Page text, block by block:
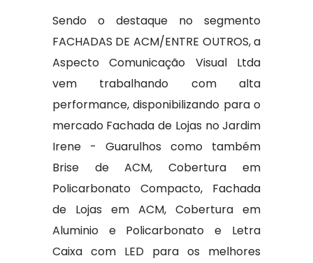
Sendo o destaque no segmento
FACHADAS DE ACM/ENTRE OUTROS, a
Aspecto Comunicação Visual Ltda
vem trabalhando com alta
performance, disponibilizando para o
mercado Fachada de Lojas no Jardim
Irene - Guarulhos como também
Brise de ACM, Cobertura em
Policarbonato Compacto, Fachada
de Lojas em ACM, Cobertura em
Aluminio e Policarbonato e Letra
Caixa com LED para os melhores